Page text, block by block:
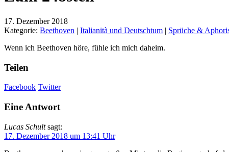
17. Dezember 2018
Kategorie: Beethoven | Italianità und Deutschtum | Sprüche &
Wenn ich Beethoven höre, fühle ich mich daheim.
Teilen
Facebook Twitter
Eine Antwort
Lucas Schult sagt:
17. Dezember 2018 um 13:41 Uhr